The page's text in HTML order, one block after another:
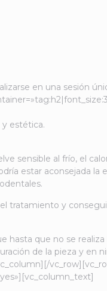
en una sesión
estética.
sensible al frío, el
estar aconsejada la
tratamiento y
hasta que no se
de la pieza y en